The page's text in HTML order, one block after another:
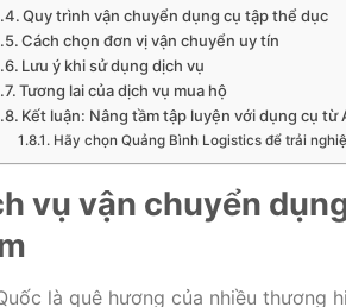
Quy trình vận chuyển dụng cụ tập thể dục
Cách chọn đơn vị vận chuyển uy tín
Lưu ý khi sử dụng dịch vụ
Tương lai của dịch vụ mua hộ
Kết luận: Nâng tầm tập luyện với dụng cụ từ
Hãy chọn Quảng Bình Logistics để trải
vụ vận chuyển
là quê hương của nhiều thương